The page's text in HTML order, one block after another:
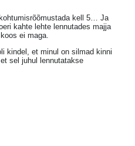
kell 5… Ja
kahte lehte lennutades majja
ei maga.
kindel, et minul on silmad kinni
sel juhul lennutatakse